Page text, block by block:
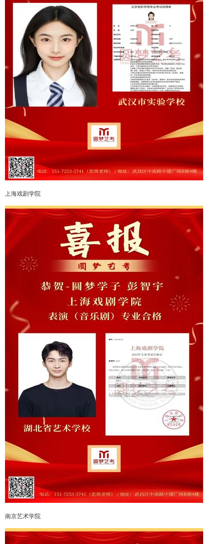
上海戏剧学院
南京艺术学院